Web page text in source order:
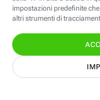
Credits e note legali
Fastweb.it
Formazione
Fastweb Digital Academy